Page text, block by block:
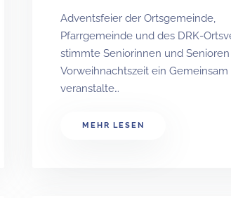
Adventsfeier der Ortsgemeinde,
Pfarrgemeinde und des DRK-
stimmte Seniorinnen und
Vorweihnachtszeit ein Gemeinsam
veranstalte…
MEHR LESEN